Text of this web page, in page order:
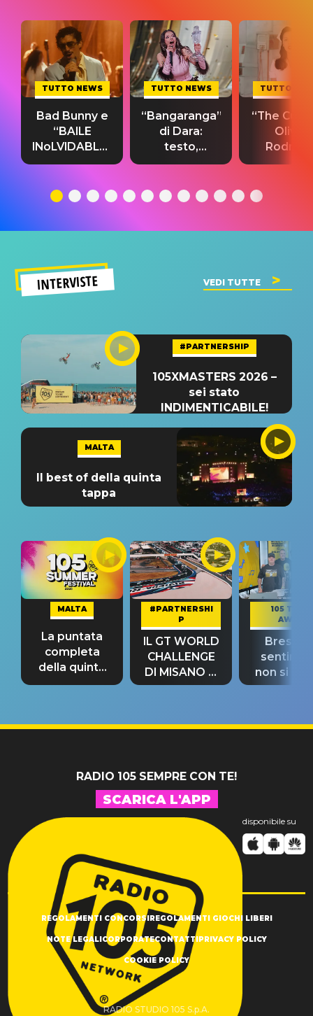
TUTTO NEWS
Bad Bunny e
“BAILE
INoLVIDABLE”:
testo,
significato
TUTTO NEWS
“Bangaranga”
di Dara:
testo,
traduzione e
del singolo
TUTTO
“The
Olivia
testo,
INTERVISTE VEDI TUTTE
#PARTNERSHIP
105XMASTERS 2026 –
sei stato
INDIMENTICABILE!
MALTA
Il best of della quinta
tappa
MALTA
La puntata
completa
della quinta
tappa
#PARTNERSHI
P
IL GT WORLD
CHALLENGE
DI MISANO si
riconferma
105 TAKE
AWAY
Bresh:
non si
fino alla
RADIO 105 SEMPRE CON TE!
SCARICA L'APP
disponibile su
REGOLAMENTI CONCORSIREGOLAMENTI GIOCHI LIBERI
NOTE LEGALICORPORATECONTATTIPRIVACY POLICY
COOKIE POLICY
RADIO STUDIO 105 S.p.A.